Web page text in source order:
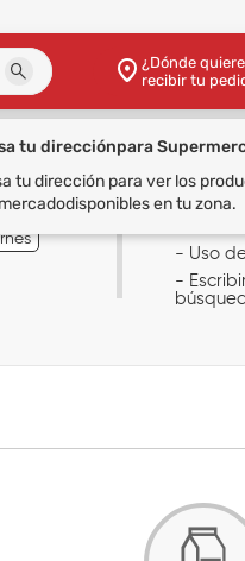
¿Dónde
recibir tu
tu direcciónpara
tu dirección para ver los
disponibles en tu zona.
Tips
- Uso
- Uso
-